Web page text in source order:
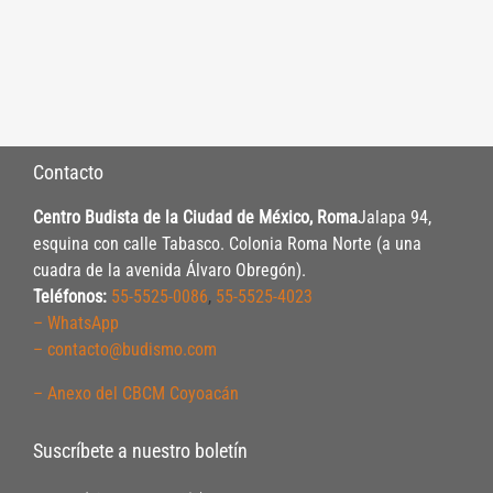
Contacto
Centro Budista de la Ciudad de México, RomaJalapa 94,
esquina con calle Tabasco. Colonia Roma Norte (a una
cuadra de la avenida Álvaro Obregón).
Teléfonos: 55-5525-0086, 55-5525-4023
– WhatsApp
– contacto@budismo.com
– Anexo del CBCM Coyoacán
Suscríbete a nuestro boletín